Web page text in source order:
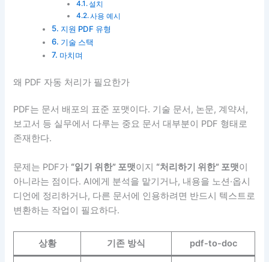
설치
사용 예시
지원 PDF 유형
기술 스택
마치며
왜 PDF 자동 처리가 필요한가
PDF는 문서 배포의 표준 포맷이다. 기술 문서, 논문, 계약서,
보고서 등 실무에서 다루는 중요 문서 대부분이 PDF 형태로
존재한다.
문제는 PDF가 “읽기 위한” 포맷이지 “처리하기 위한” 포맷이
아니라는 점이다. AI에게 분석을 맡기거나, 내용을 노션·옵시
디언에 정리하거나, 다른 문서에 인용하려면 반드시 텍스트로
변환하는 작업이 필요하다.
상황 기존 방식 pdf-to-doc